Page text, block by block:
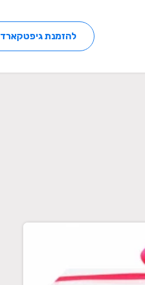
להזמנת גיפטקארד